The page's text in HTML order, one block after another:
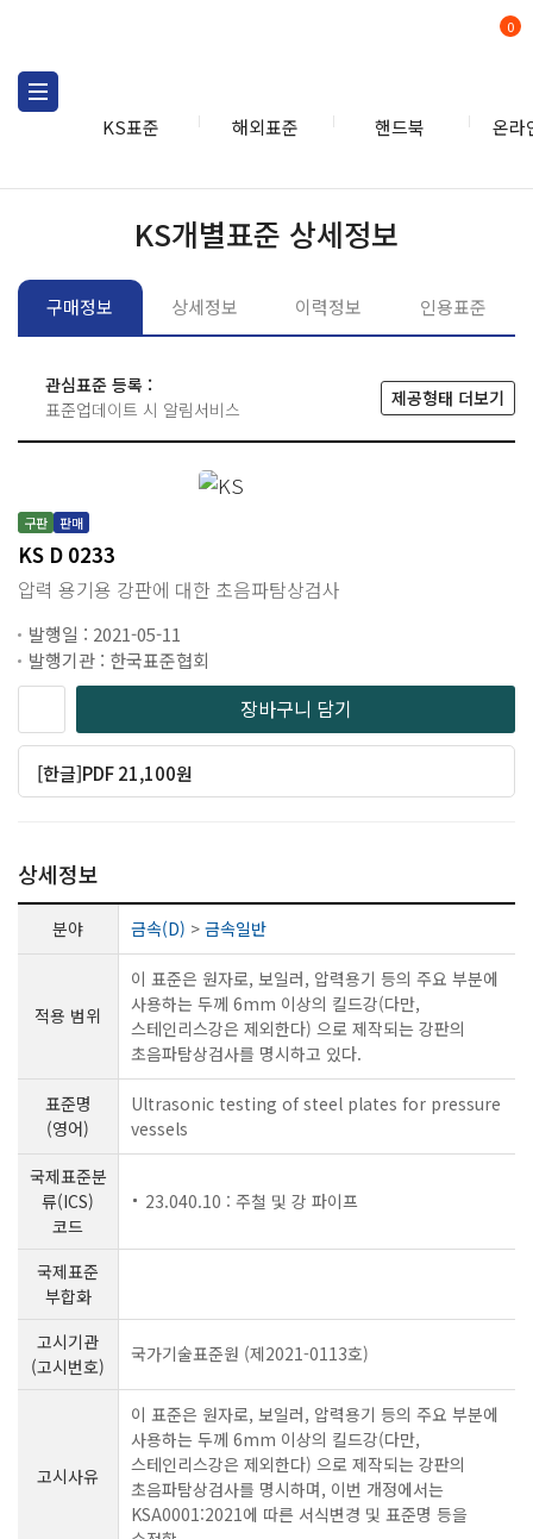
KS표준 해외표준 핸드북 온라
0
KS개별표준 상세정보
구매정보 상세정보 이력정보 인용표준
관심표준 등록 :
표준업데이트 시 알림서비스
제공형태 더보기
구판 판매
KS D 0233
압력 용기용 강판에 대한 초음파탐상검사
발행일 : 2021-05-11
발행기관 : 한국표준협회
장바구니 담기
[한글]PDF 21,100원
상세정보
분야 금속(D) > 금속일반
적용 범위
이 표준은 원자로, 보일러, 압력용기 등의 주요 부분에
사용하는 두께 6mm 이상의 킬드강(다만,
스테인리스강은 제외한다) 으로 제작되는 강판의
초음파탐상검사를 명시하고 있다.
표준명
(영어)
Ultrasonic testing of steel plates for pressure
vessels
국제표준분
류(ICS)
코드
23.040.10 : 주철 및 강 파이프
국제표준
부합화
고시기관
(고시번호)
국가기술표준원 (제2021-0113호)
고시사유
이 표준은 원자로, 보일러, 압력용기 등의 주요 부분에
사용하는 두께 6mm 이상의 킬드강(다만,
스테인리스강은 제외한다) 으로 제작되는 강판의
초음파탐상검사를 명시하며, 이번 개정에서는
KSA0001:2021에 따른 서식변경 및 표준명 등을